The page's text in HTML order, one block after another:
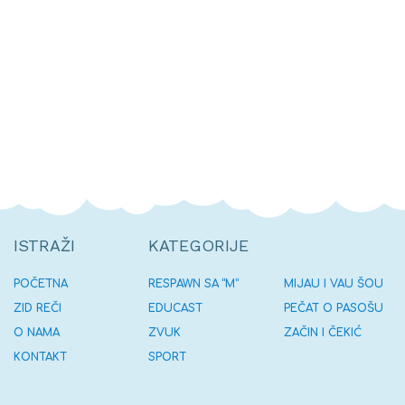
ISTRAŽI
POČETNA
ZID REČI
O NAMA
KONTAKT
KATEGORIJE
RESPAWN SA “M”
EDUCAST
ZVUK
SPORT
MIJAU I VAU ŠOU
PEČAT O PASOŠU
ZAČIN I ČEKIĆ